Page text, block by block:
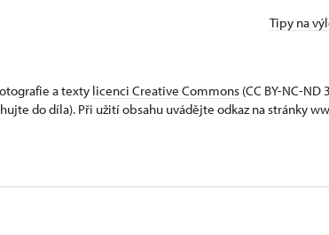
Tipy na
a texty licenci Creative Commons (CC BY-NC-ND
do díla). Při užití obsahu uvádějte odkaz na stránky